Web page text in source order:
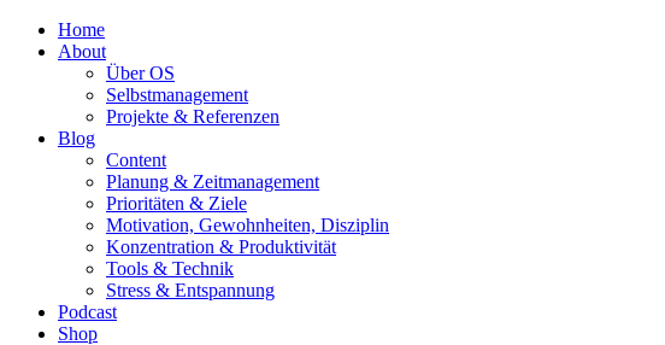
Home
About
Über OS
Selbstmanagement
Projekte & Referenzen
Blog
Content
Planung & Zeitmanagement
Prioritäten & Ziele
Motivation, Gewohnheiten, Disziplin
Konzentration & Produktivität
Tools & Technik
Stress & Entspannung
Podcast
Shop